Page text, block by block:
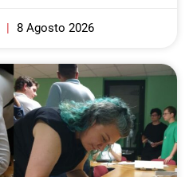
8 Agosto 2026